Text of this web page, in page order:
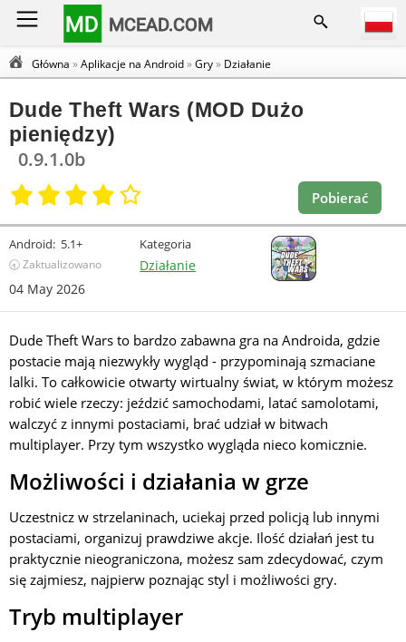
MD MCEAD.COM
Główna »Aplikacje na Android»Gry» Działanie
Dude Theft Wars (MOD Dużo
pieniędzy)
0.9.1.0b
Pobierać
Android: 5.1+
🕣 Zaktualizowano
04 May 2026
Kategoria
Działanie
Dude Theft Wars to bardzo zabawna gra na Androida, gdzie
postacie mają niezwykły wygląd - przypominają szmaciane
lalki. To całkowicie otwarty wirtualny świat, w którym możesz
robić wiele rzeczy: jeździć samochodami, latać samolotami,
walczyć z innymi postaciami, brać udział w bitwach
multiplayer. Przy tym wszystko wygląda nieco komicznie.
Możliwości i działania w grze
Uczestnicz w strzelaninach, uciekaj przed policją lub innymi
postaciami, organizuj prawdziwe akcje. Ilość działań jest tu
praktycznie nieograniczona, możesz sam zdecydować, czym
się zajmiesz, najpierw poznając styl i możliwości gry.
Tryb multiplayer